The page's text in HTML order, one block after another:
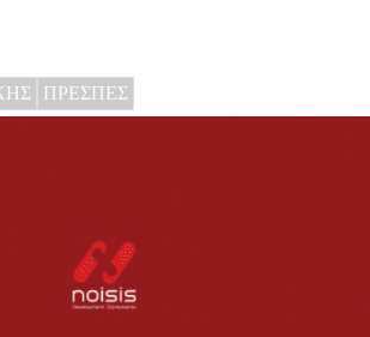
ΠΡΕΣΠΕΣ